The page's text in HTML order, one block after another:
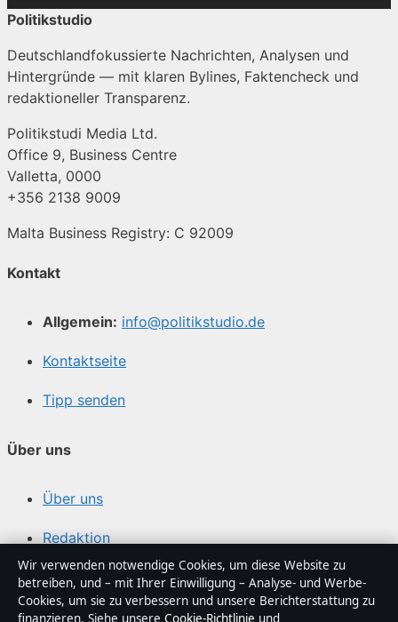
Politikstudio
Deutschlandfokussierte Nachrichten, Analysen und
Hintergründe — mit klaren Bylines, Faktencheck und
redaktioneller Transparenz.
Politikstudi Media Ltd.
Office 9, Business Centre
Valletta, 0000
+356 2138 9009
Malta Business Registry: C 92009
Kontakt
Allgemein: info@politikstudio.de
Kontaktseite
Tipp senden
Über uns
Über uns
Redaktion
Unsere Geschichte
Quellen & Standards
Wir verwenden notwendige Cookies, um diese Website zu
betreiben, und – mit Ihrer Einwilligung – Analyse- und Werbe-
Cookies, um sie zu verbessern und unsere Berichterstattung zu
finanzieren. Siehe unsere Cookie-Richtlinie und